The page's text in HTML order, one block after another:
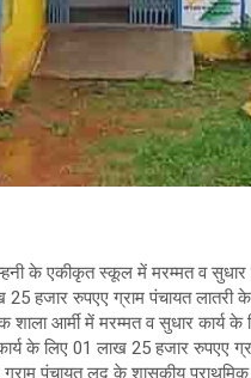
के एकीकृत स्कूल में मरम्मत व
हजार रुपएए ग्राम पंचायत
शाला आर्मी में मरम्मत व सुधार कार्य
के लिए 01 लाख 25 हजार रुपएए
पंचायत लूद के शासकीय